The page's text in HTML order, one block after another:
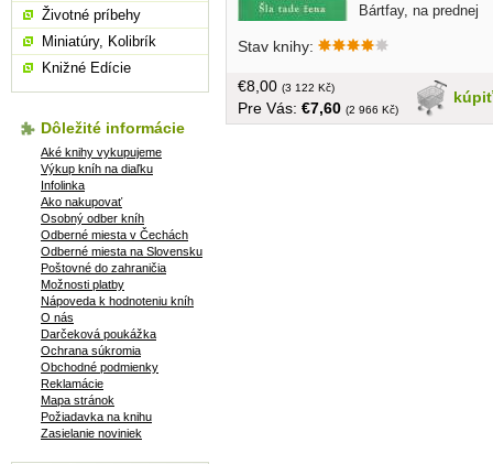
Bártfay, na prednej
Stav knihy:
kúpiť
€8,00 (3 122 Kč)
Pre Vás: €7,60 (2 966 Kč)
Životné príbehy
Miniatúry, Kolibrík
Knižné Edície
Dôležité informácie
Aké knihy vykupujeme
Výkup kníh na diaľku
Infolinka
Ako nakupovať
Osobný odber kníh
Odberné miesta v Čechách
Odberné miesta na Slovensku
Poštovné do zahraničia
Možnosti platby
Nápoveda k hodnoteniu kníh
O nás
Darčeková poukážka
Ochrana súkromia
Obchodné podmienky
Reklamácie
Mapa stránok
Požiadavka na knihu
Zasielanie noviniek